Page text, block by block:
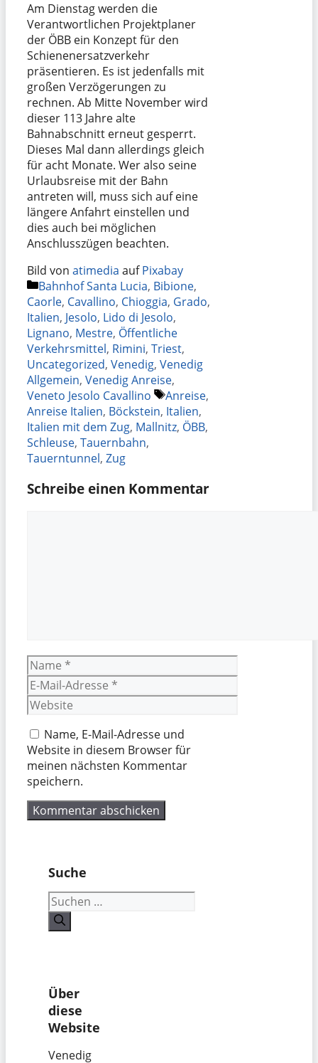
Am Dienstag werden die
Verantwortlichen Projektplaner
der ÖBB ein Konzept für den
Schienenersatzverkehr
präsentieren. Es ist jedenfalls mit
großen Verzögerungen zu
rechnen. Ab Mitte November wird
dieser 113 Jahre alte
Bahnabschnitt erneut gesperrt.
Dieses Mal dann allerdings gleich
für acht Monate. Wer also seine
Urlaubsreise mit der Bahn
antreten will, muss sich auf eine
längere Anfahrt einstellen und
dies auch bei möglichen
Anschlusszügen beachten.
Bild von atimedia aufPixabay
Kategorien
Bahnhof Santa Lucia, Bibione,
Caorle, Cavallino, Chioggia, Grado,
Italien, Jesolo, Lido di Jesolo,
Lignano, Mestre, Öffentliche
Verkehrsmittel, Rimini, Triest,
Uncategorized, Venedig, Venedig
Allgemein, Venedig Anreise,
Veneto Jesolo Cavallino
Schlagwörter
Anreise,
Anreise Italien, Böckstein, Italien,
Italien mit dem Zug, Mallnitz, ÖBB,
Schleuse, Tauernbahn,
Tauerntunnel, Zug
Schreibe einen Kommentar
Name
E-
Mail-
Adresse
Website
Name, E-Mail-Adresse und
Website in diesem Browser für
meinen nächsten Kommentar
speichern.
Suche
Suchen
nach:
Über
diese
Website
Venedig